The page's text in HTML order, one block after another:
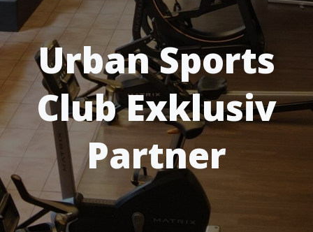
Urban Sports
Club Exklusiv
Partner